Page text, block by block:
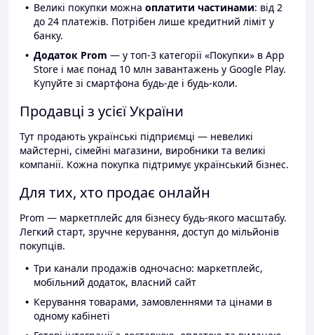
Великі покупки можна оплатити частинами: від 2
до 24 платежів. Потрібен лише кредитний ліміт у
банку.
Додаток Prom — у топ-3 категорії «Покупки» в App
Store і має понад 10 млн завантажень у Google Play.
Купуйте зі смартфона будь-де і будь-коли.
Продавці з усієї України
Тут продають українські підприємці — невеликі
майстерні, сімейні магазини, виробники та великі
компанії. Кожна покупка підтримує український бізнес.
Для тих, хто продає онлайн
Prom — маркетплейс для бізнесу будь-якого масштабу.
Легкий старт, зручне керування, доступ до мільйонів
покупців.
Три канали продажів одночасно: маркетплейс,
мобільний додаток, власний сайт
Керування товарами, замовленнями та цінами в
одному кабінеті